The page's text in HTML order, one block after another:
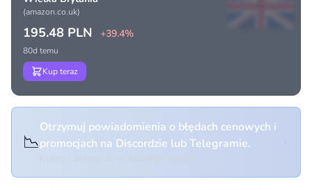
(amazon.co.uk)
195.48 PLN +39.4%
80d temu
Kup teraz
📉
Otrzymuj powiadomienia o błędach cenowych i
promocjach na Discordzie lub Telegramie.